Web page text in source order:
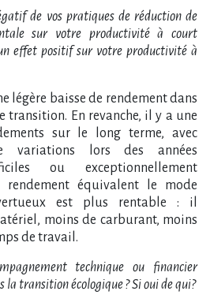
de vos pratiques de réduction de
sur votre productivité à court
effet positif sur votre productivité à
légère baisse de rendement dans
transition. En revanche, il y a une
sur le long terme, avec
variations lors des années
ou exceptionnellement
rendement équivalent le mode
est plus rentable : il
moins de carburant, moins
de travail.
technique ou financier
transition écologique ? Si oui de qui?